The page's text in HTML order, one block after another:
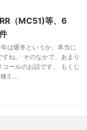
（MC51)等、6
は暖冬というか、本当に
ね。 そのなかで、あまり
ールのお話です。 もくじ
3 ...